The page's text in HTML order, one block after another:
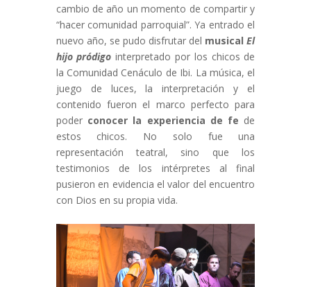
cambio de año un momento de compartir y
“hacer comunidad parroquial”. Ya entrado el
nuevo año, se pudo disfrutar del musicalEl
hijo pródigo interpretado por los chicos de
la Comunidad Cenáculo de Ibi. La música, el
juego de luces, la interpretación y el
contenido fueron el marco perfecto para
poder conocer la experiencia de fe de
estos chicos. No solo fue una
representación teatral, sino que los
testimonios de los intérpretes al final
pusieron en evidencia el valor del encuentro
con Dios en su propia vida.